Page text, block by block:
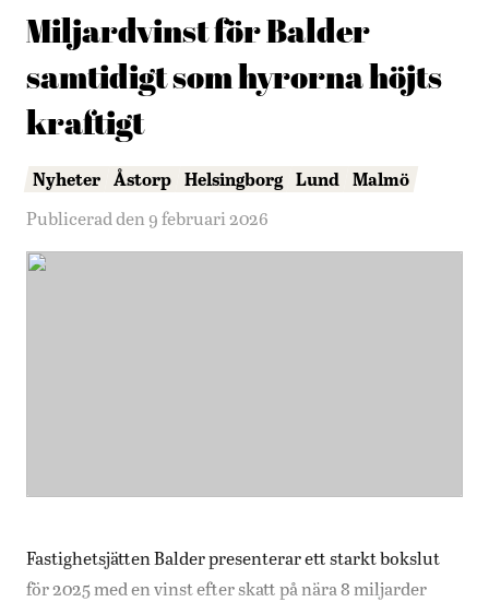
Miljardvinst för Balder
samtidigt som hyrorna höjts
kraftigt
Nyheter Åstorp Helsingborg Lund Malmö
Publicerad den 9 februari 2026
Fastighetsjätten Balder presenterar ett starkt bokslut
för 2025 med en vinst efter skatt på nära 8 miljarder